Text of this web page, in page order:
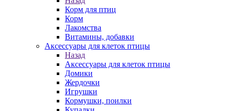
Корм для птиц
Корм
Лакомства
Витамины, добавки
Аксессуары для клеток птицы
Назад
Аксессуары для клеток птицы
Домики
Жердочки
Игрушки
Кормушки, поилки